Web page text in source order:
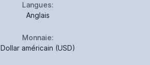
Langues:
Anglais
Monnaie:
Dollar américain (USD)